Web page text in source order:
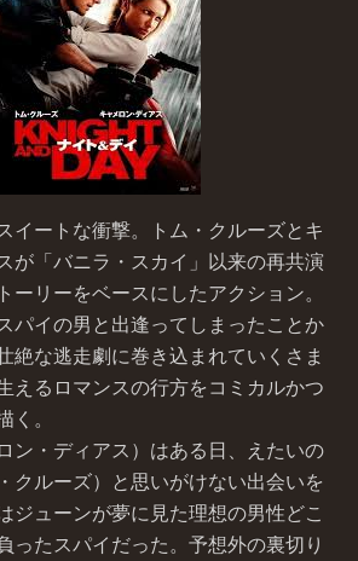
イートな衝撃。トム・クルーズとキ
が「バニラ・スカイ」以来の再共演
ーリーをベースにしたアクション。
パイの男と出逢ってしまったことか
絶な逃走劇に巻き込まれていくさま
えるロマンスの行方をコミカルかつ
。
ン・ディアス）はある日、えたいの
クルーズ）と思いがけない出会いを
ジューンが夢に見た理想の男性どこ
ったスパイだった。予想外の裏切り